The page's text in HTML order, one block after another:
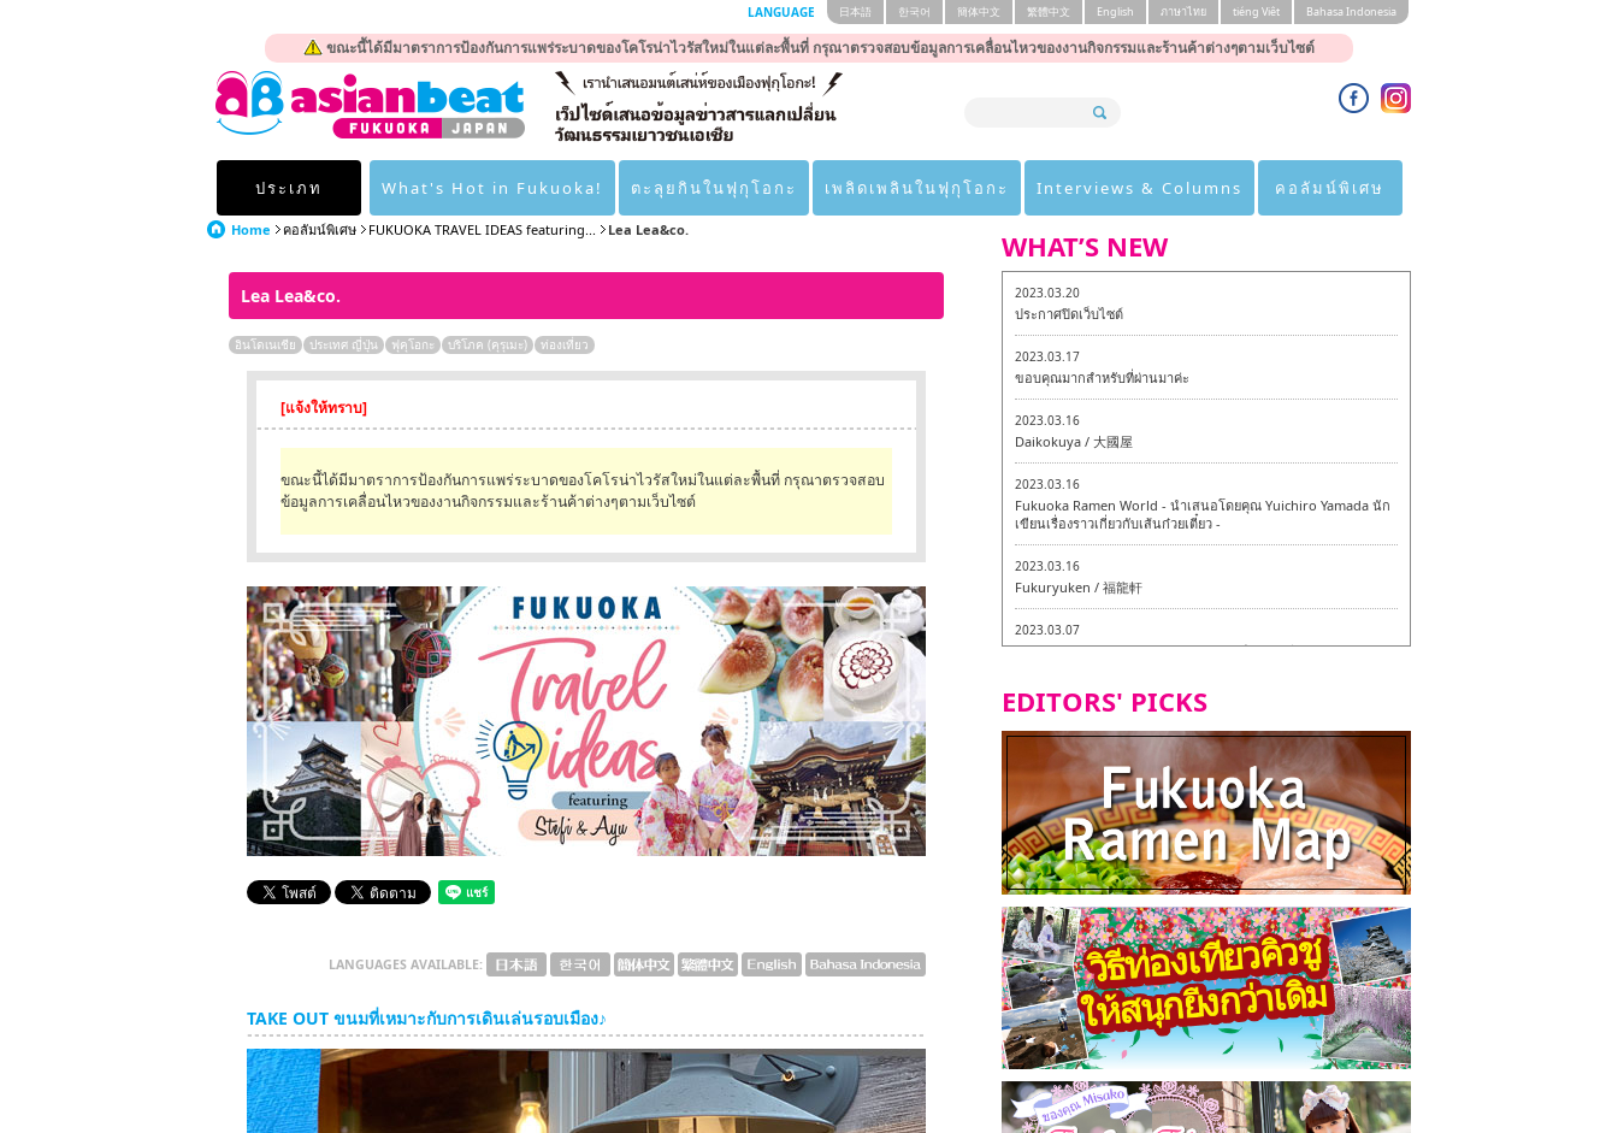
ขณะนี้ได้มีมาตราการป้องกันการแพร่ระบาดของโคโรน่าไวรัสใหม่ในแต่ละพื้นที่ กรุณาตรวจสอบข้อมูลการเคลื่อนไหวของงานกิจกรรมและร้านค้าต่างๆตามเว็บไซต์
LANGUAGE 日本語 한국어 簡体中文 繁體中文 English ภาษาไทย tiéng Viêt Bahasa Indonesia
ประเภท What's Hot in Fukuoka! ตะลุยกินในฟุกุโอกะ เพลิดเพลินในฟุกุโอกะ Interviews & Columns คอลัมน์พิเศษ
Home คอลัมน์พิเศษ FUKUOKA TRAVEL IDEAS featuring... Lea Lea&co.
Lea Lea&co.
อินโดเนเชีย ประเทศ ญี่ปุ่น ฟุคุโอกะ บริโภค (คุรุเมะ) ท่องเที่ยว
[แจ้งให้ทราบ]
ขณะนี้ได้มีมาตราการป้องกันการแพร่ระบาดของโคโรน่าไวรัสใหม่ในแต่ละพื้นที่ กรุณาตรวจสอบ
ข้อมูลการเคลื่อนไหวของงานกิจกรรมและร้านค้าต่างๆตามเว็บไซต์
LANGUAGES AVAILABLE:
TAKE OUT ขนมที่เหมาะกับการเดินเล่นรอบเมือง♪
WHAT’S NEW
2023.03.20
ประกาศปิดเว็บไซต์
2023.03.17
ขอบคุณมากสำหรับที่ผ่านมาค่ะ
2023.03.16
Daikokuya / 大國屋
2023.03.16
Fukuoka Ramen World - นำเสนอโดยคุณ Yuichiro Yamada นัก
เขียนเรื่องราวเกี่ยวกับเส้นก๋วยเตี๋ยว -
2023.03.16
Fukuryuken / 福龍軒
2023.03.07
Isogiyokarazu สาขาหลักฮากาตะ - ทัวร์ชิมเมนูวีแกนและมังสวิรัติ
2023.03.07
ทัวร์ชิมเมนูวีแกนและมังสวิรัติในเมืองฟุกุโอกะ
2023.03.02
little stand Daimyo - ทัวร์ชิมเมนูวีแกนและมังสวิรัติในเมืองฟุกุโอ
กะ -
2023.02.28
Tochikuken Orio Honsha Udon-ten / 東筑軒 折尾本社うどん店
2023.02.27
Maruyoshi Shokudo / 丸好食堂
EDITORS' PICKS